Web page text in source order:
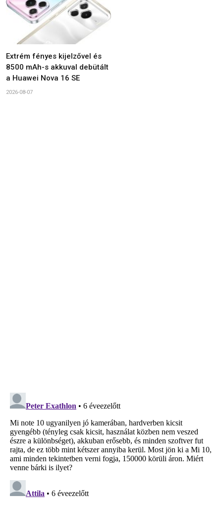
Extrém fényes kijelzővel és
8500 mAh-s akkuval debütált
a Huawei Nova 16 SE
2026-08-07